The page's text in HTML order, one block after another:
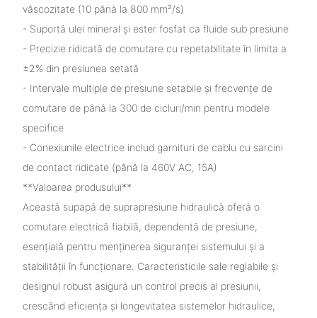
vâscozitate (10 până la 800 mm²/s)
- Suportă ulei mineral și ester fosfat ca fluide sub presiune
- Precizie ridicată de comutare cu repetabilitate în limita a
±2% din presiunea setată
- Intervale multiple de presiune setabile și frecvențe de
comutare de până la 300 de cicluri/min pentru modele
specifice
- Conexiunile electrice includ garnituri de cablu cu sarcini
de contact ridicate (până la 460V AC, 15A)
**Valoarea produsului**
Această supapă de suprapresiune hidraulică oferă o
comutare electrică fiabilă, dependentă de presiune,
esențială pentru menținerea siguranței sistemului și a
stabilității în funcționare. Caracteristicile sale reglabile și
designul robust asigură un control precis al presiunii,
crescând eficiența și longevitatea sistemelor hidraulice,